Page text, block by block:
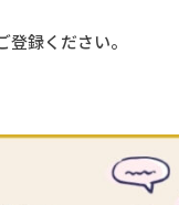
録ください。